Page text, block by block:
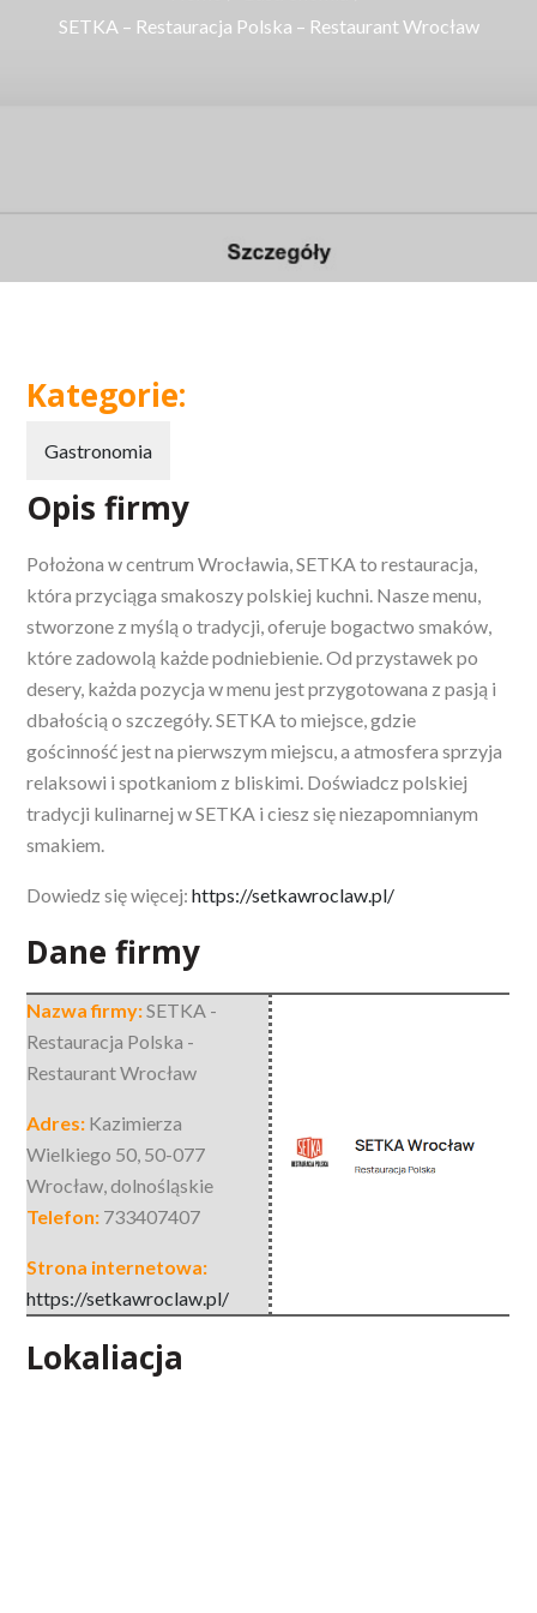
SETKA – Restauracja Polska – Restaurant Wrocław
Kategorie:
Gastronomia
Opis firmy
Położona w centrum Wrocławia, SETKA to restauracja,
która przyciąga smakoszy polskiej kuchni. Nasze menu,
stworzone z myślą o tradycji, oferuje bogactwo smaków,
które zadowolą każde podniebienie. Od przystawek po
desery, każda pozycja w menu jest przygotowana z pasją i
dbałością o szczegóły. SETKA to miejsce, gdzie
gościnność jest na pierwszym miejscu, a atmosfera sprzyja
relaksowi i spotkaniom z bliskimi. Doświadcz polskiej
tradycji kulinarnej w SETKA i ciesz się niezapomnianym
smakiem.
Dowiedz się więcej:https://setkawroclaw.pl/
Dane firmy
Nazwa firmy:SETKA -
Restauracja Polska -
Restaurant Wrocław
Adres: Kazimierza
Wielkiego 50, 50-077
Wrocław,dolnośląskie
Telefon: 733407407
Strona internetowa:
https://setkawroclaw.pl/
Lokaliacja